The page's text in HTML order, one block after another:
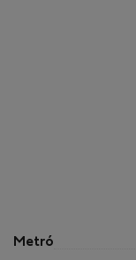
Metró